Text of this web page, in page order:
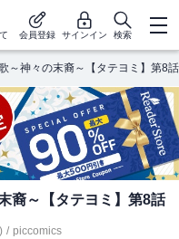
会員登録 サインイン 検索
～神々の末裔～【タテヨミ】第8話
裔～【タテヨミ】第8話
/ piccomics